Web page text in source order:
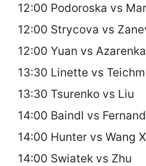
12:00 Podoroska vs
12:00 Strycova vs
12:00 Yuan vs Azarenka
13:30 Linette vs
13:30 Tsurenko vs Liu
14:00 Baindl vs
14:00 Hunter vs Wang
14:00 Swiatek vs Zhu